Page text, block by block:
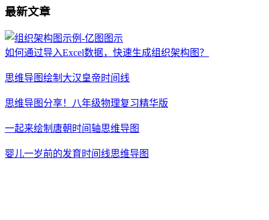
最新文章
如何通过导入Excel数据，快速生成组织架构图？
思维导图绘制大汉皇帝时间线
思维导图分享！八年级物理复习精华版
一起来绘制唐朝时间轴思维导图
婴儿一岁前的发育时间线思维导图